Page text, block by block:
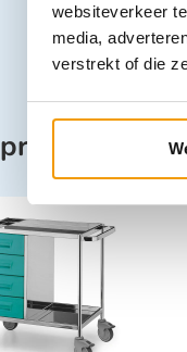
websiteverkeer
media,
verstrekt of die
in